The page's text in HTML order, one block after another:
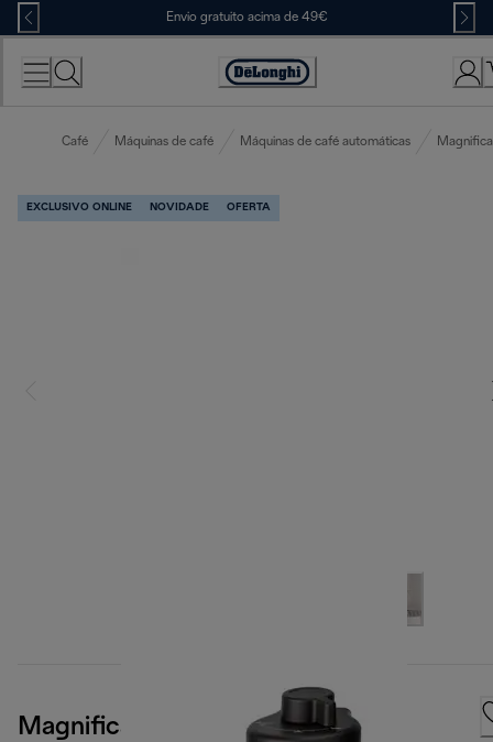
Skip
to
Content
Envio gratuito acima de 49€
Accessibility
Café Máquinas de café Máquinas de café automáticas Magnifica
EXCLUSIVO ONLINE NOVIDADE OFERTA
Magnifica Duo